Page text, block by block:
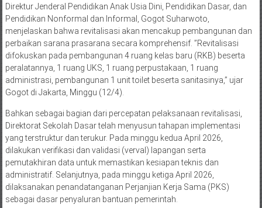
Direktur Jenderal Pendidikan Anak Usia Dini, Pendidikan Dasar, dan
Pendidikan Nonformal dan Informal, Gogot Suharwoto,
menjelaskan bahwa revitalisasi akan mencakup pembangunan dan
perbaikan sarana prasarana secara komprehensif. ”Revitalisasi
difokuskan pada pembangunan 4 ruang kelas baru (RKB) beserta
peralatannya, 1 ruang UKS, 1 ruang perpustakaan, 1 ruang
administrasi, pembangunan 1 unit toilet beserta sanitasinya,” ujar
Gogot di Jakarta, Minggu (12/4).
Bahkan sebagai bagian dari percepatan pelaksanaan revitalisasi,
Direktorat Sekolah Dasar telah menyusun tahapan implementasi
yang terstruktur dan terukur. Pada minggu kedua April 2026,
dilakukan verifikasi dan validasi (verval) lapangan serta
pemutakhiran data untuk memastikan kesiapan teknis dan
administratif. Selanjutnya, pada minggu ketiga April 2026,
dilaksanakan penandatanganan Perjanjian Kerja Sama (PKS)
sebagai dasar penyaluran bantuan pemerintah.